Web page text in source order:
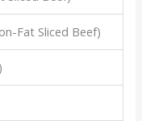
Fat Sliced Beef)